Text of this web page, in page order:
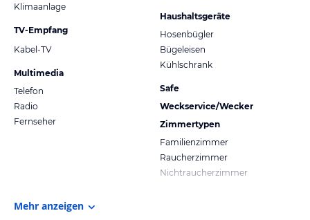
Klimaanlage
TV-Empfang
Kabel-TV
Multimedia
Telefon
Radio
Fernseher
Haushaltsgeräte
Hosenbügler
Bügeleisen
Kühlschrank
Safe
Weckservice/Wecker
Zimmertypen
Familienzimmer
Raucherzimmer
Nichtraucherzimmer
Mehr anzeigen